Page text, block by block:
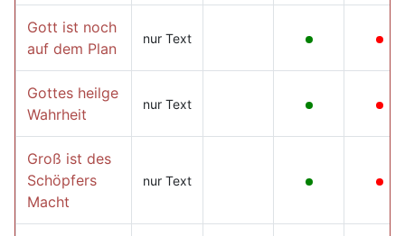
Gott ist noch
auf dem Plan
nur Text
Gottes heilge
Wahrheit
nur Text
Groß ist des
Schöpfers
Macht
nur Text